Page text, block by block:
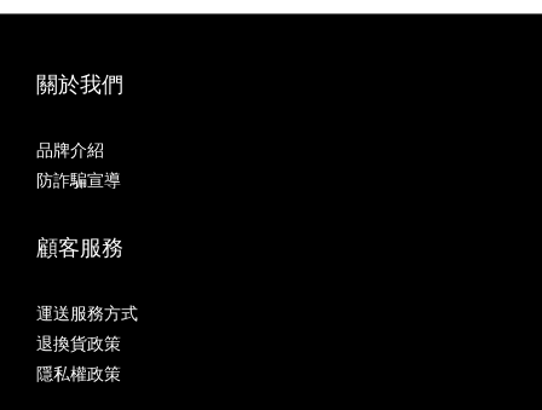
關於我們
品牌介紹
防詐騙宣導
顧客服務
運送服務方式
退換貨政策
隱私權政策